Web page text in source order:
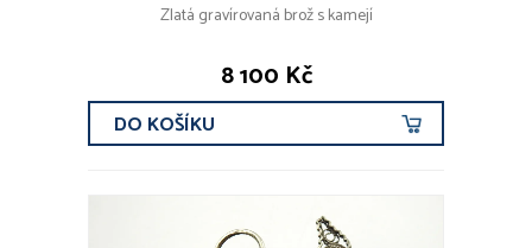
Zlatá gravírovaná brož s kamejí
8 100 Kč
DO KOŠÍKU